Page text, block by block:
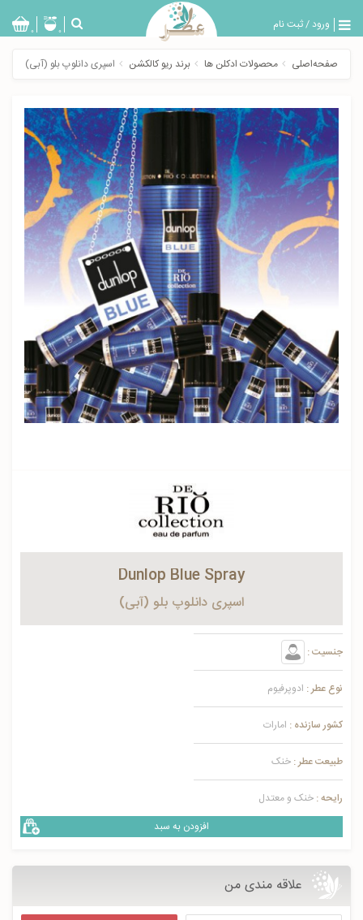
ورود/ثبت نام
بازگشت
خدمات
عطرسرا
0 0
صفحه‌اصلی محصولات ادکلن ها برند ریو کالکشن اسپری دانلوپ بلو (آبی)
Dunlop Blue Spray
اسپری دانلوپ بلو (آبی)
جنسیت :
نوع عطر : ادوپرفیوم
کشور سازنده : امارات
طبیعت عطر : خنک
رایحه : خنک و معتدل
افزودن به سبد
علاقه مندی من